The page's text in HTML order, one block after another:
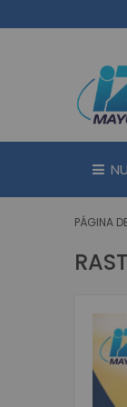
PÁGINA